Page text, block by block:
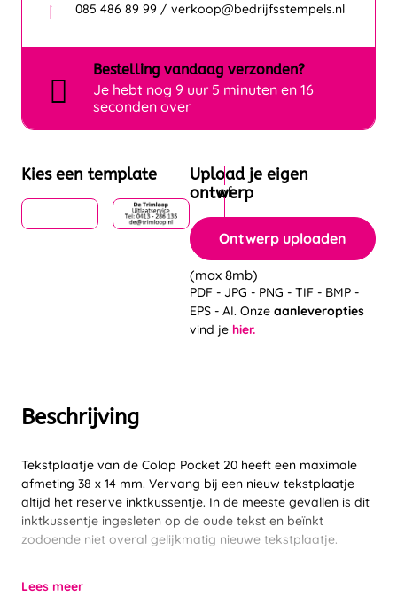
Beschrijving
Tekstplaatje van de Colop Pocket 20 heeft een maximale
afmeting 38 x 14 mm. Vervang bij een nieuw tekstplaatje
altijd het reserve inktkussentje. In de meeste gevallen is dit
inktkussentje ingesleten op de oude tekst en beïnkt
zodoende niet overal gelijkmatig nieuwe tekstplaatje.
Lees meer
085 486 89 99 / verkoop@bedrijfsstempels.nl
Bestelling vandaag verzonden?
Je hebt nog 9 uur 5 minuten en 16
seconden over
Kies een template
Upload je eigen
ontwerp
Ontwerp uploaden
(max 8mb)
PDF - JPG - PNG - TIF - BMP -
EPS - AI. Onze aanleveropties
vind je hier.